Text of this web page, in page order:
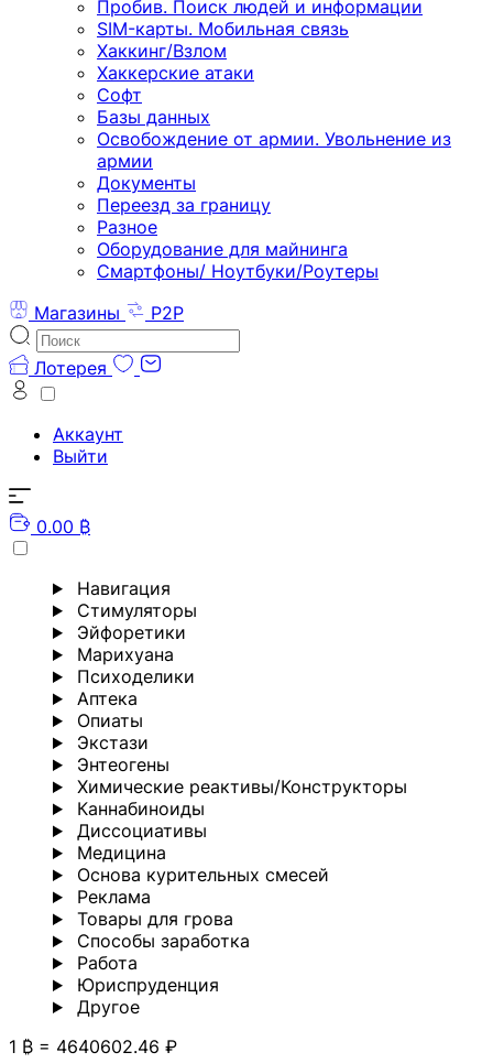
Пробив. Поиск людей и информации
SIM-карты. Мобильная связь
Хаккинг/Взлом
Хаккерские атаки
Софт
Базы данных
Освобождение от армии. Увольнение из
армии
Документы
Переезд за границу
Разное
Оборудование для майнинга
Смартфоны/ Ноутбуки/Роутеры
Магазины
P2P
Лотерея
Аккаунт
Выйти
0.00 ₿
Навигация
Стимуляторы
Эйфоретики
Марихуана
Психоделики
Аптека
Опиаты
Экстази
Энтеогены
Химические реактивы/Конструкторы
Каннабиноиды
Диссоциативы
Медицина
Основа курительных смесей
Реклама
Товары для грова
Способы заработка
Работа
Юриспруденция
Другoе
1 ₿ = 4640602.46 ₽